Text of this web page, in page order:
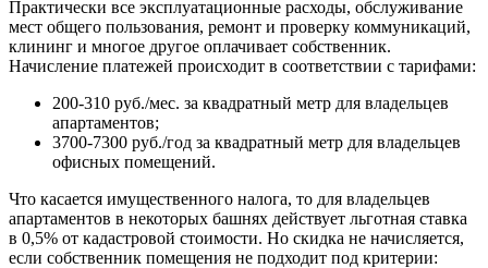
Практически все эксплуатационные расходы, обслуживание
мест общего пользования, ремонт и проверку коммуникаций,
клининг и многое другое оплачивает собственник.
Начисление платежей происходит в соответствии с тарифами:
200-310 руб./мес. за квадратный метр для владельцев
апартаментов;
3700-7300 руб./год за квадратный метр для владельцев
офисных помещений.
Что касается имущественного налога, то для владельцев
апартаментов в некоторых башнях действует льготная ставка
в 0,5% от кадастровой стоимости. Но скидка не начисляется,
если собственник помещения не подходит под критерии: